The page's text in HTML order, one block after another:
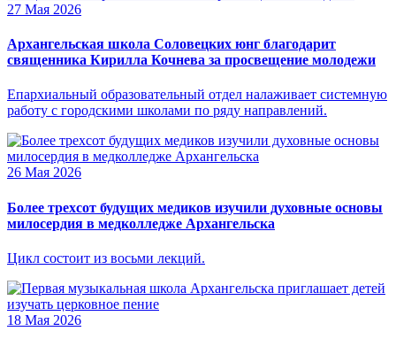
27 Мая 2026
Архангельская школа Соловецких юнг благодарит
священника Кирилла Кочнева за просвещение молодежи
Епархиальный образовательный отдел налаживает системную
работу с городскими школами по ряду направлений.
26 Мая 2026
Более трехсот будущих медиков изучили духовные основы
милосердия в медколледже Архангельска
Цикл состоит из восьми лекций.
18 Мая 2026